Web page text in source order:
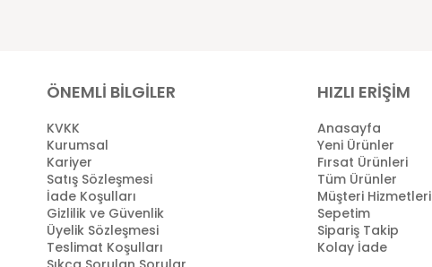
ÖNEMLİ BİLGİLER
KVKK
Kurumsal
Kariyer
Satış Sözleşmesi
İade Koşulları
Gizlilik ve Güvenlik
Üyelik Sözleşmesi
Teslimat Koşulları
HIZLI ERİŞİM
Anasayfa
Yeni Ürünler
Fırsat Ürünleri
Tüm Ürünler
Müşteri Hizmetleri
Sepetim
Sipariş Takip
Kolay İade